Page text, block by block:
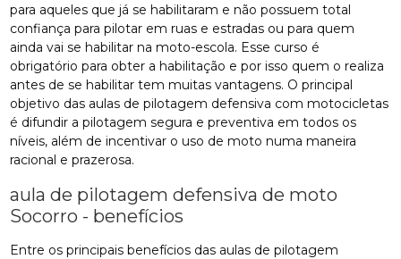
para aqueles que já se habilitaram e não possuem total
confiança para pilotar em ruas e estradas ou para quem
ainda vai se habilitar na moto-escola. Esse curso é
obrigatório para obter a habilitação e por isso quem o realiza
antes de se habilitar tem muitas vantagens. O principal
objetivo das aulas de pilotagem defensiva com motocicletas
é difundir a pilotagem segura e preventiva em todos os
níveis, além de incentivar o uso de moto numa maneira
racional e prazerosa.
aula de pilotagem defensiva de moto
Socorro - benefícios
Entre os principais benefícios das aulas de pilotagem